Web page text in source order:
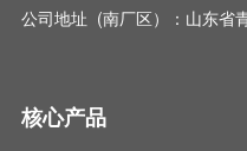
公司地址 (南厂区）：山东省
核心产品